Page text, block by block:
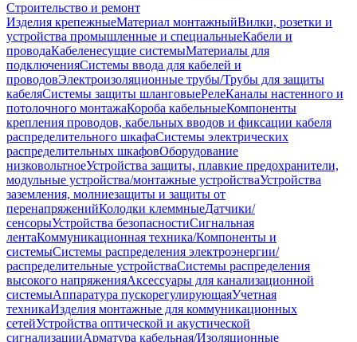
Строительство и ремонт
Изделия крепежныеМатериал монтажныйВилки, розетки и
устройства промышленные и специальныеКабели и
проводаКабеленесущие системыМатериалы для
подключенияСистемы ввода для кабелей и
проводовЭлектроизоляционные трубы/Трубы для защиты
кабеляСистемы защиты шланговыеРелеКаналы настенного и
потолочного монтажаКороба кабельныеКомпоненты
крепления проводов, кабельных вводов и фиксации кабеля
распределительного шкафаСистемы электрических
распределительных шкафовОборудование
низковольтноеУстройства защиты, плавкие предохранители,
модульные устройства/монтажные устройстваУстройства
заземления, молниезащиты и защиты от
перенапряженийКолодки клеммныеДатчики/
сенсорыУстройства безопасностиСигнальная
лентаКоммуникационная техника/Компоненты и
системыСистемы распределения электроэнергии/
распределительные устройстваСистемы распределения
высокого напряженияАксессуары для канализационной
системыАппаратура пускорегулирующаяУчетная
техникаИзделия монтажные для коммуникационных
сетейУстройства оптической и акустической
сигнализацииАрматура кабельная/Изоляционные